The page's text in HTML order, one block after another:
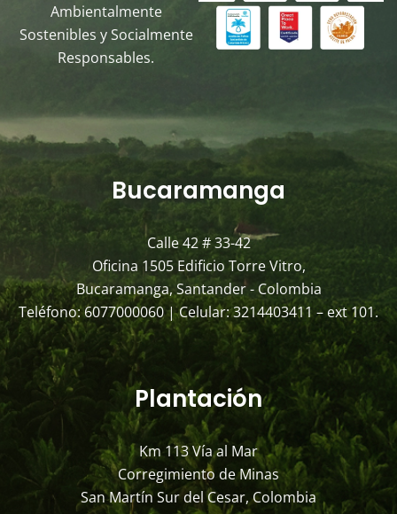
Ambientalmente
Sostenibles y Socialmente
Responsables.
Bucaramanga
Calle 42 # 33-42
Oficina 1505 Edificio Torre Vitro,
Bucaramanga, Santander - Colombia
Teléfono: 6077000060 | Celular: 3214403411 – ext 101.
Plantación
Km 113 Vía al Mar
Corregimiento de Minas
San Martín Sur del Cesar, Colombia